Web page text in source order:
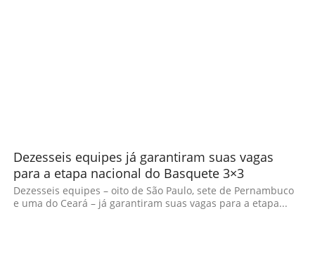
Dezesseis equipes já garantiram suas vagas
para a etapa nacional do Basquete 3×3
Dezesseis equipes – oito de São Paulo, sete de Pernambuco
e uma do Ceará – já garantiram suas vagas para a etapa...